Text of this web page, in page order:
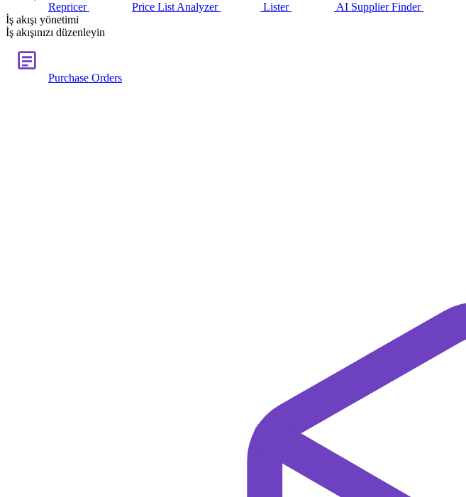
Repricer Price List Analyzer Lister AI Supplier Finder
İş akışı yönetimi
İş akışınızı düzenleyin
Purchase Orders